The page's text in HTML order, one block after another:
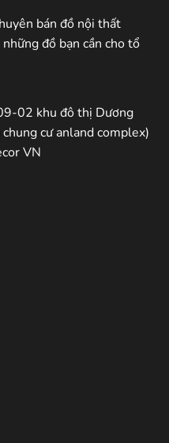
bán đồ nội thất
đồ bạn cần cho tổ
02 khu đô thị Dương
cư anland complex)
VN